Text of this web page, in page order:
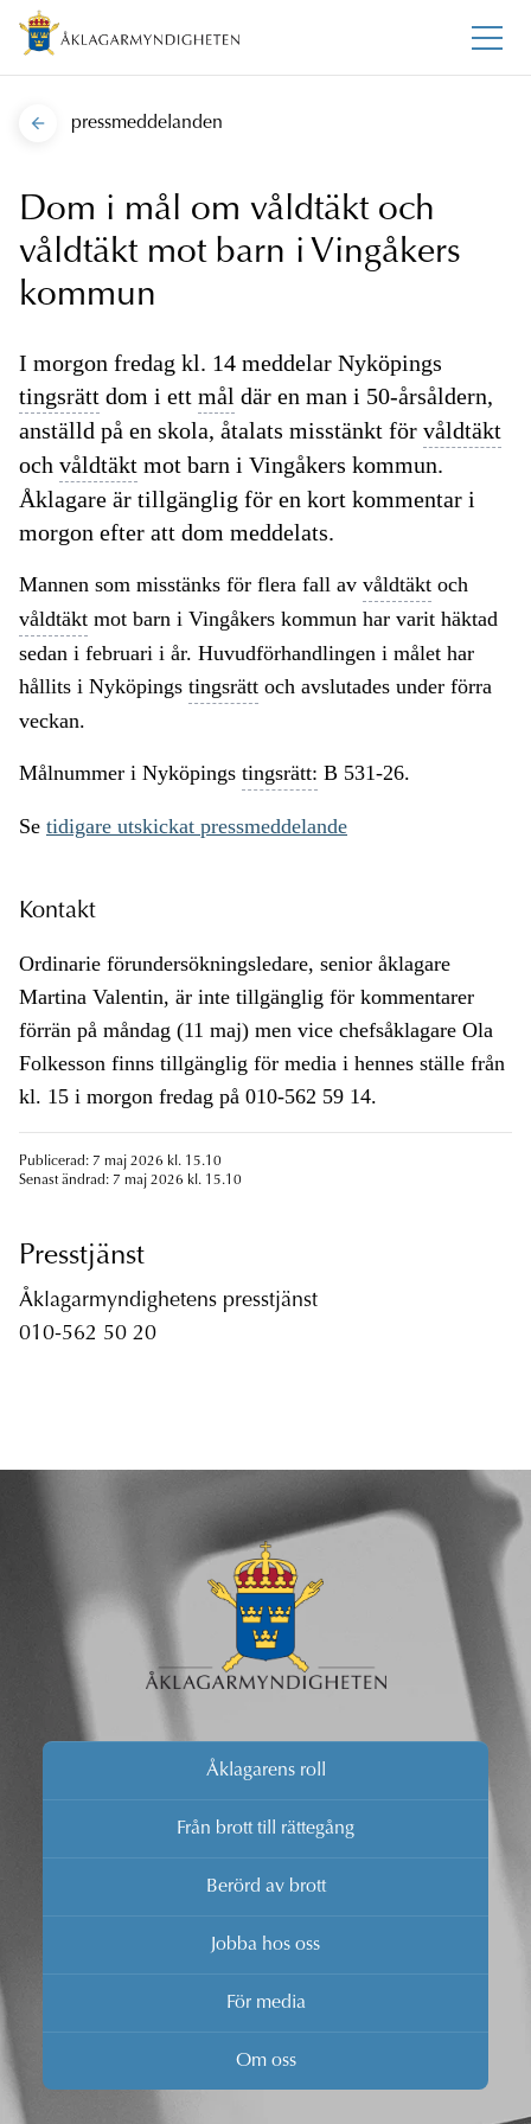
pressmeddelanden
Dom i mål om våldtäkt och
våldtäkt mot barn i Vingåkers
kommun
I morgon fredag kl. 14 meddelar Nyköpings
tingsrätt dom i ett mål där en man i 50-årsåldern,
anställd på en skola, åtalats misstänkt för våldtäkt
och våldtäkt mot barn i Vingåkers kommun.
Åklagare är tillgänglig för en kort kommentar i
morgon efter att dom meddelats.
Mannen som misstänks för flera fall av våldtäkt och
våldtäkt mot barn i Vingåkers kommun har varit häktad
sedan i februari i år. Huvudförhandlingen i målet har
hållits i Nyköpings tingsrätt och avslutades under förra
veckan.
Målnummer i Nyköpings tingsrätt: B 531-26.
Se tidigare utskickat pressmeddelande
Kontakt
Ordinarie förundersökningsledare, senior åklagare
Martina Valentin, är inte tillgänglig för kommentarer
förrän på måndag (11 maj) men vice chefsåklagare Ola
Folkesson finns tillgänglig för media i hennes ställe från
kl. 15 i morgon fredag på 010-562 59 14.
Publicerad: 7 maj 2026 kl. 15.10
Senast ändrad: 7 maj 2026 kl. 15.10
Presstjänst
Åklagarmyndighetens presstjänst
010-562 50 20
Åklagarens roll
Från brott till rättegång
Berörd av brott
Jobba hos oss
För media
Om oss